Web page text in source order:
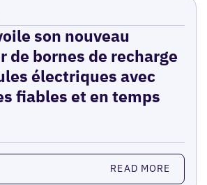
son nouveau
de bornes de recharge
électriques avec
fiables et en temps
READ MORE